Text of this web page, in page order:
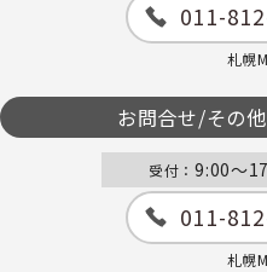
011-
札幌
お問合せ/その
受付：9:00～
011-
札幌